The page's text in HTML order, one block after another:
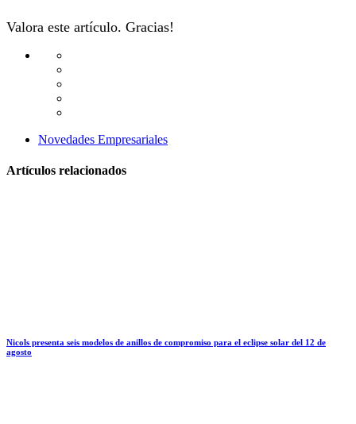
Valora este artículo. Gracias!
Novedades Empresariales
Artículos relacionados
Nicols presenta seis modelos de anillos de compromiso para el eclipse solar del 12 de
agosto